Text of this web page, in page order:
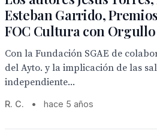
Esteban Garrido,
FOC Cultura con Orgullo
Con la Fundación SGAE de
del Ayto. y la implicación de las
independiente...
R. C. • hace 5 años